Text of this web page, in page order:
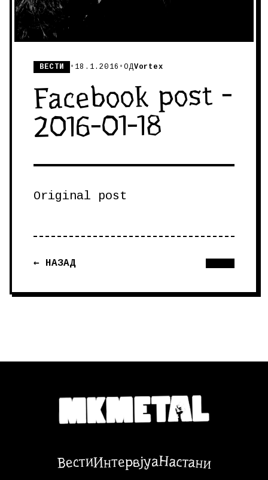
ВЕСТИ • 18.1.2016 •ОДVortex
Facebook post -
2016-01-18
Original post
← НАЗАД
ВестиИнтервјуаНастани